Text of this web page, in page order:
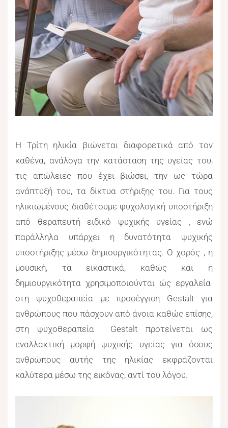
Η Τρίτη ηλικία βιώνεται διαφορετικά από τον
καθένα, ανάλογα την κατάσταση της υγείας του,
τις απώλειες που έχει βιώσει, την ως τώρα
ανάπτυξή του, τα δίκτυα στήριξης του. Για τους
ηλικιωμένους διαθέτουμε ψυχολογική υποστήριξη
από θεραπευτή ειδικό ψυχικής υγείας , ενώ
παράλληλα υπάρχει η δυνατότητα ψυχικής
υποστήριξης μέσω δημιουργικότητας. Ο χορός , η
μουσική, τα εικαστικά, καθώς και η
δημιουργικότητα χρησιμοποιούνται ώς εργαλεία
στη ψυχοθεραπεία με προσέγγιση Gestalt για
ανθρώπους που πάσχουν από άνοια καθώς επίσης,
στη ψυχοθεραπεία Gestalt προτείνεται ως
εναλλακτική μορφή ψυχικής υγείας για όσους
ανθρώπους αυτής της ηλικίας εκφράζονται
καλύτερα μέσω της εικόνας, αντί του λόγου.